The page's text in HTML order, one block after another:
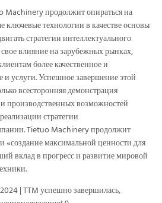
продолжит опираться на
ключевые технологии в качестве основы
стратегии интеллектуального
влияние на зарубежных рынках,
более качественное и
услуги. Успешное завершение этой
всесторонняя демонстрация
производственных возможностей
стратегии
Tietuo Machinery продолжит
«создание максимальной ценности для
вклад в прогресс и развитие мировой